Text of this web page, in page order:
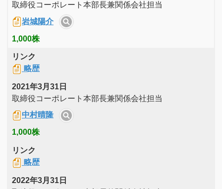
取締役コーポレート本部長兼関係会社担当
岩城陽介
1,000株
リンク
略歴
2021年3月31日
取締役コーポレート本部長兼関係会社担当
中村晴隆
1,000株
リンク
略歴
2022年3月31日